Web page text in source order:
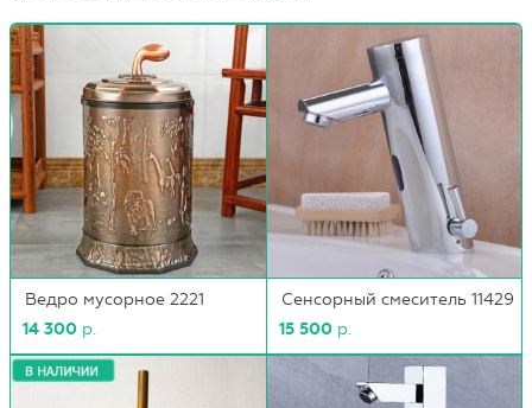
Ведро мусорное 2221
14 300 р.
Сенсорный смеситель 11429
15 500 р.